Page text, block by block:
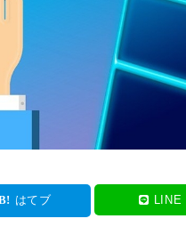
はてブ LINE